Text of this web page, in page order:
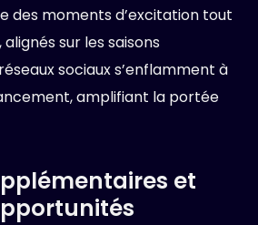
des moments d’excitation tout
alignés sur les saisons
sociaux s’enflamment à
amplifiant la portée
et